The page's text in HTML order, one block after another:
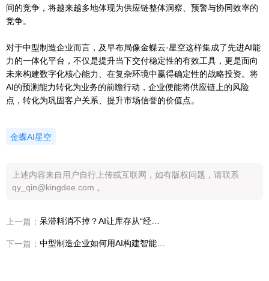
间的竞争，将越来越多地体现为供应链整体洞察、预警与协同效率的
竞争。
对于中型制造企业而言，及早布局像金蝶云·星空这样集成了先进AI能
力的一体化平台，不仅是提升当下交付稳定性的有效工具，更是面向
未来构建数字化核心能力、在复杂环境中赢得确定性的战略投资。将
AI的预测能力转化为业务的前瞻行动，企业便能将供应链上的风险
点，转化为巩固客户关系、提升市场信誉的价值点。
金蝶AI星空
上述内容来自用户自行上传或互联网，如有版权问题，请联系
qy_qin@kingdee.com 。
上一篇：
下一篇：